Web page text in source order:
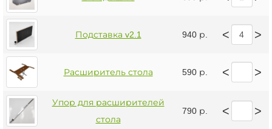
Подставка v2.1 940 р. < >
Расширитель стола 590 р. < >
Упор для расширителей
стола
790 р. < >